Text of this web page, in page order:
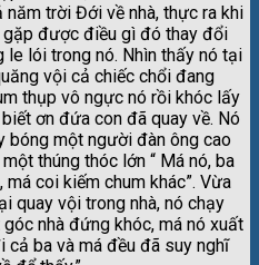
trời Đới về nhà, thực ra khi
gặp được điều gì đó thay đổi
le lói trong nó. Nhìn thấy nó tại
vội cả chiếc chổi đang
thụp vô ngực nó rồi khóc lấy
ơn đứa con đã quay về. Nó
bóng một người đàn ông cao
thúng thóc lớn “ Má nó, ba
coi kiếm chum khác”. Vừa
quay vội trong nhà, nó chạy
nhà đứng khóc, má nó xuất
cả ba và má đều đã suy nghĩ